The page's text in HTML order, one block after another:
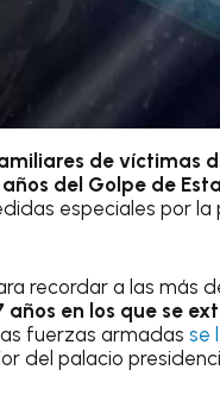
de víctimas
del Golpe de
especiales por la
recordar a las más
años en los que se
fuerzas armadas se
del palacio